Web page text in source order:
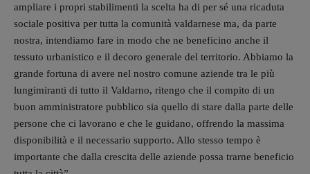
ampliare i propri stabilimenti la scelta ha di per sé una ricaduta
sociale positiva per tutta la comunità valdarnese ma, da parte
nostra, intendiamo fare in modo che ne beneficino anche il
tessuto urbanistico e il decoro generale del territorio. Abbiamo la
grande fortuna di avere nel nostro comune aziende tra le più
lungimiranti di tutto il Valdarno, ritengo che il compito di un
buon amministratore pubblico sia quello di stare dalla parte delle
persone che ci lavorano e che le guidano, offrendo la massima
disponibilità e il necessario supporto. Allo stesso tempo è
importante che dalla crescita delle aziende possa trarne beneficio